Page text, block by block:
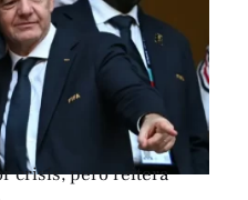
crisis, pero reitera